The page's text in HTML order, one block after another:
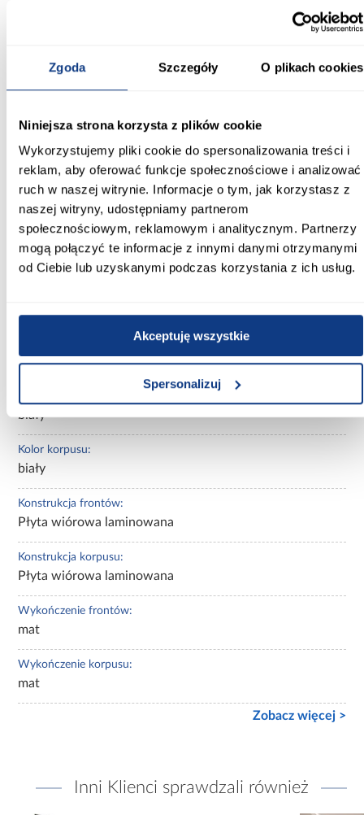
Zgoda Szczegóły O plikach cookies
Niniejsza strona korzysta z plików cookie
Wykorzystujemy pliki cookie do spersonalizowania treści i
reklam, aby oferować funkcje społecznościowe i analizować
ruch w naszej witrynie. Informacje o tym, jak korzystasz z
naszej witryny, udostępniamy partnerom
społecznościowym, reklamowym i analitycznym. Partnerzy
mogą połączyć te informacje z innymi danymi otrzymanymi
od Ciebie lub uzyskanymi podczas korzystania z ich usług.
Akceptuję wszystkie
Spersonalizuj
do przechowywania niezbędnych drobiazgów, takich jak książki,
okulary czy ładowarka do telefonu. Stabilna konstrukcja i
staranne wykonanie gwarantują długotrwałe użytkowanie.
Informacje Transport Informacje o
Szerokość [cm]:
Głębokość [cm]:
40.00
białe
biały
Kolor korpusu:
biały
Konstrukcja frontów:
Płyta wiórowa laminowana
Konstrukcja korpusu:
Płyta wiórowa laminowana
Wykończenie frontów:
mat
Wykończenie korpusu:
mat
Zobacz więcej >
Inni Klienci sprawdzali również